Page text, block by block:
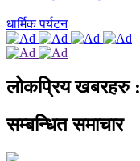
धार्मिक पर्यटन
लोकप्रिय खबरहरु :
सम्बन्धित समाचार